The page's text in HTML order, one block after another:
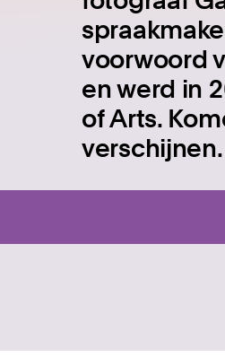
voorwoord
en werd in
of Arts.
verschijnen.